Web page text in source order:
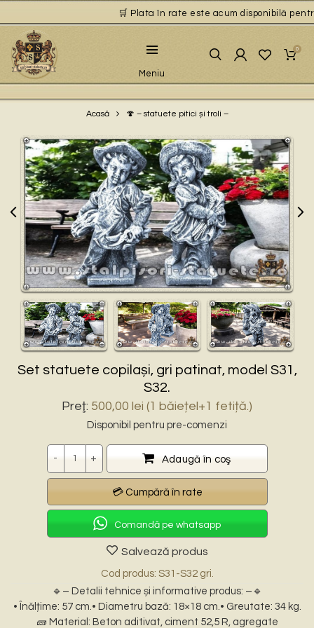
🛒 Plata în rate este acum disponibilă
Meniu
0
Acasă 🍄 – statuete pitici și troli –
Set statuete copilași, gri patinat, model S31,
S32.
Preţ: 500,00 lei (1 băiețel+1 fetiță.)
Disponibil pentru pre-comenzi
Adaugă în coş
Comandă pe whatsapp
Salvează produs
Cod produs: S31-S32 gri.
🔹– Detalii tehnice și informative produs: –🔹
• Înălțime: 57 cm.• Diametru bază: 18×18 cm.• Greutate: 34 kg.
🧱 Material: Beton aditivat, ciment 52,5 R, agregate